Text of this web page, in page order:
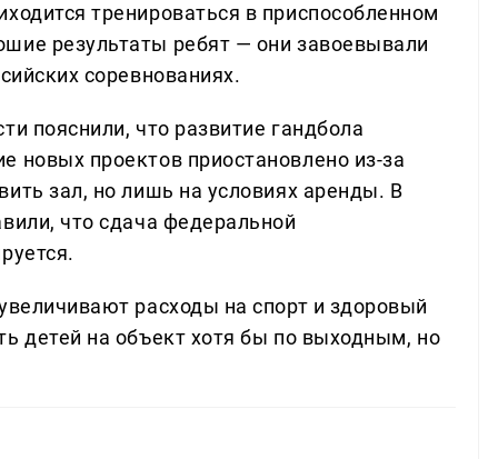
тренироваться в приспособленном
результаты ребят — они завоевывали
соревнованиях.
пояснили, что развитие гандбола
новых проектов приостановлено из-за
зал, но лишь на условиях аренды. В
что сдача федеральной
расходы на спорт и здоровый
детей на объект хотя бы по выходным, но